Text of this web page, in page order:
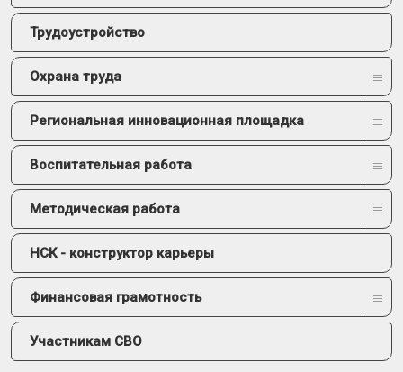
Трудоустройство
Охрана труда
Региональная инновационная площадка
Воспитательная работа
Методическая работа
НСК - конструктор карьеры
Финансовая грамотность
Участникам СВО